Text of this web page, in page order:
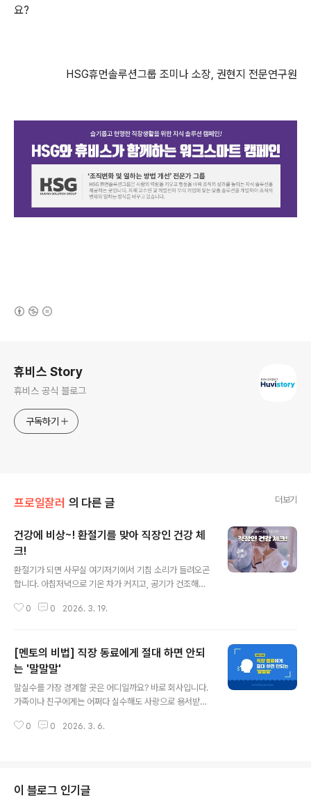
요?
HSG휴먼솔루션그룹 조미나 소장, 권현지 전문연구원
휴비스 Story
휴비스 공식 블로그
구독하기
프로일잘러 의 다른 글 더보기
건강에 비상~! 환절기를 맞아 직장인 건강 체
크!
환절기가 되면 사무실 여기저기에서 기침 소리가 들려오곤
합니다. 아침저녁으로 기온 차가 커지고, 공기가 건조해지
히 하루 대부분을 실내에서 보내는 직장인들은 감기나 호
아오기도 하는데요. 그렇다면 환절기에도 건강하게 일상을
보내기 위해 어떤 점을 챙기면 좋을까요? 오늘은 직장인들
의 환절기 건강 체크 및 예방법에 대해 알려드리겠습니다!
1. 오래 앉아있는 습관 NO!직장인의 대표적인 건강 위험
요인은 바로 장시간 앉아 있는 생활인데요. 연구에 따르면
사무직 근로자는 근무 시간의 대부분을 앉아서 보냅니다.
0 0 2026. 3. 19.
[멘토의 비법] 직장 동료에게 절대 하면 안되
는 '말말말'
말실수를 가장 경계할 곳은 어디일까요? 바로 회사입니다.
가족이나 친구에게는 어쩌다 실수해도 사랑으로 용서받을
도 하고, 손해 보거나 위험해지기도 합니다. 그게 바로 사회
일까요? 1. 바빠요사실 회사에서 바쁘지 않은 사람은 없습
니다. 누구나 월급 받으면서 일하는데 바쁜게 당연하죠. 그
0 0 2026. 3. 6.
이 블로그 인기글